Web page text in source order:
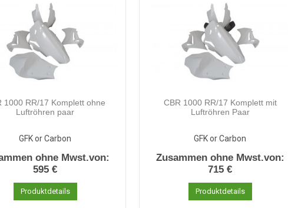
1000 RR/17 Komplett ohne
Luftröhren paar
GFK or Carbon
ohne Mwst.von:
595 €
Produktdetails
CBR 1000 RR/17 Komplett mit
Luftröhren Paar
GFK or Carbon
Zusammen ohne Mwst.von:
715 €
Produktdetails